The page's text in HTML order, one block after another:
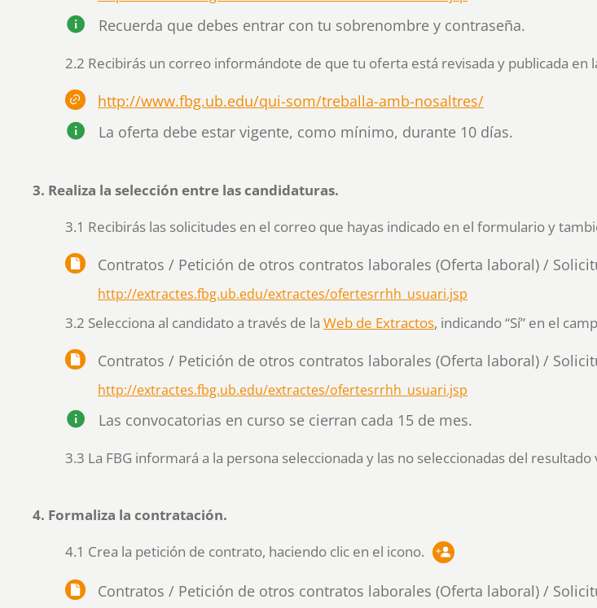
Recuerda que debes entrar con tu sobrenombre y contraseña.
2.2 Recibirás un correo informándote de que tu oferta está revisada y publicada en
http://www.fbg.ub.edu/qui-som/treballa-amb-nosaltres/
La oferta debe estar vigente, como mínimo, durante 10 días.
3. Realiza la selección entre las candidaturas.
3.1 Recibirás las solicitudes en el correo que hayas indicado en el formulario y
Contratos / Petición de otros contratos laborales (Oferta laboral) /
http://extractes.fbg.ub.edu/extractes/ofertesrrhh_usuari.jsp
3.2 Selecciona al candidato a través de la Web de Extractos, indicando “Sí” en el
Contratos / Petición de otros contratos laborales (Oferta laboral) /
http://extractes.fbg.ub.edu/extractes/ofertesrrhh_usuari.jsp
Las convocatorias en curso se cierran cada 15 de mes.
3.3 La FBG informará a la persona seleccionada y las no seleccionadas del
4. Formaliza la contratación. ​
4.1 Crea la petición de contrato, haciendo clic en el icono.
Contratos / Petición de otros contratos laborales (Oferta laboral) /